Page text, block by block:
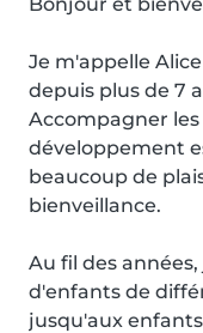
Je m'appelle
depuis plus de 7
Accompagner
développement
beaucoup de
bienveillance.
Au fil des
d'enfants de
jusqu'aux